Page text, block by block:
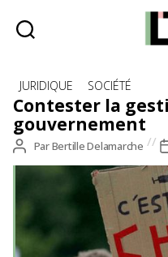
Catégories
JURIDIQUE SOCIÉTÉ
Contester la
gouvernement
Auteur
de
ParBertille Delamarche